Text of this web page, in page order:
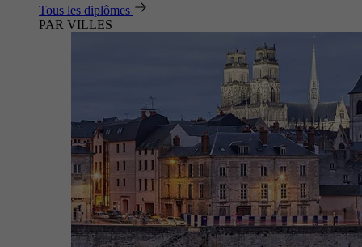
Tous les diplômes
PAR VILLES